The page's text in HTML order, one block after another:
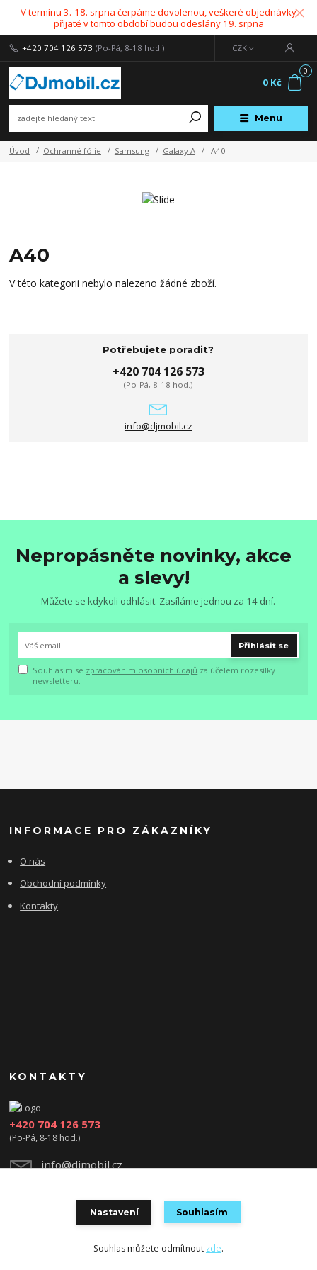
V termínu 3.-18. srpna čerpáme dovolenou, veškeré objednávky
přijaté v tomto období budou odeslány 19. srpna
Menu
CZK
+420 704 126 573 (Po-Pá, 8-18 hod.)
0
0 Kč
Úvod Ochranné fólie Samsung Galaxy A A40
A40
V této kategorii nebylo nalezeno žádné zboží.
Potřebujete poradit?
+420 704 126 573
(Po-Pá, 8-18 hod.)
info@djmobil.cz
Nepropásněte novinky, akce
a slevy!
Můžete se kdykoli odhlásit. Zasíláme jednou za 14 dní.
Přihlásit se
Souhlasím se zpracováním osobních údajů za účelem rozesílky
newsletteru.
INFORMACE PRO ZÁKAZNÍKY
O nás
Obchodní podmínky
Kontakty
KONTAKTY
+420 704 126 573
(Po-Pá, 8-18 hod.)
info@djmobil.cz
Vytvořeno na Eshop-rychle.cz
Nastavení Souhlasím
Souhlas můžete odmítnout zde.